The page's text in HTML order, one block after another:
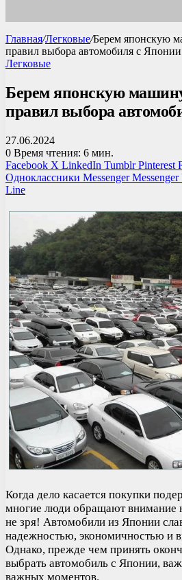
Главная/Легковые/Берем японскую
правил выбора автомобиля с Японии
Легковые
Берем японскую
правил выбора
27.06.2024
0 Время чтения: 6 мин.
Facebook X LinkedIn Tumblr Pinterest
Одноклассники Messenger Messenger
Line
Когда дело касается покупки
многие люди обращают внимание
не зря! Автомобили из Японии
надежностью, экономичностью и
Однако, прежде чем принять
выбрать автомобиль с Японии,
важных моментов.